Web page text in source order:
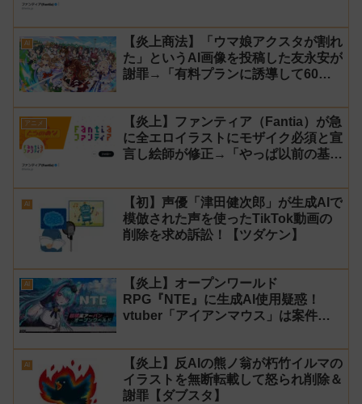
AI
【炎上商法】「ウマ娘アクスタが割れ
た」というAI画像を投稿した友永安が
謝罪→「有料プランに誘導して60万
娘エロイラストをリポスト！
アニメ
【炎上】ファンティア（Fantia）が急
に全エロイラストにモザイク必須と宣
言し絵師が修正→「やっぱ以前の基準
AI
【初】声優「津田健次郎」が生成AIで
模倣された声を使ったTikTok動画の
削除を求め訴訟！【ツダケン】
AI
【炎上】オープンワールド
RPG『NTE』に生成AI使用疑惑！
vtuber「アイアンマウス」は案件配
子】
AI
【炎上】反AIの熊ノ翁が朽竹イルマの
イラストを無断転載して怒られ削除＆
謝罪【ダブスタ】